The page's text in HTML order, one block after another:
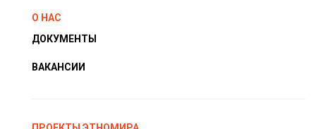
О НАС
ДОКУМЕНТЫ
ВАКАНСИИ